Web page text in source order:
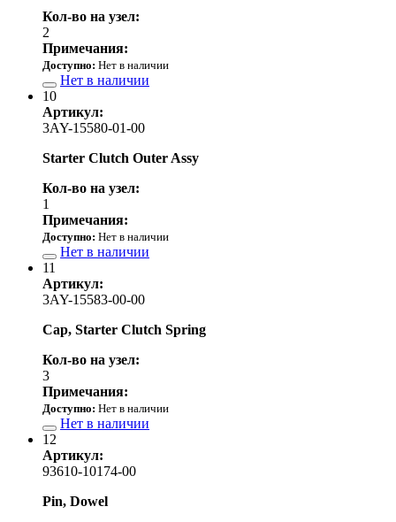
Кол-во на узел:
2
Примечания:
Доступно: Нет в наличии
Нет в наличии
10
Артикул:
3AY-15580-01-00
Starter Clutch Outer Assy
Кол-во на узел:
1
Примечания:
Доступно: Нет в наличии
Нет в наличии
11
Артикул:
3AY-15583-00-00
Cap, Starter Clutch Spring
Кол-во на узел:
3
Примечания:
Доступно: Нет в наличии
Нет в наличии
12
Артикул:
93610-10174-00
Pin, Dowel